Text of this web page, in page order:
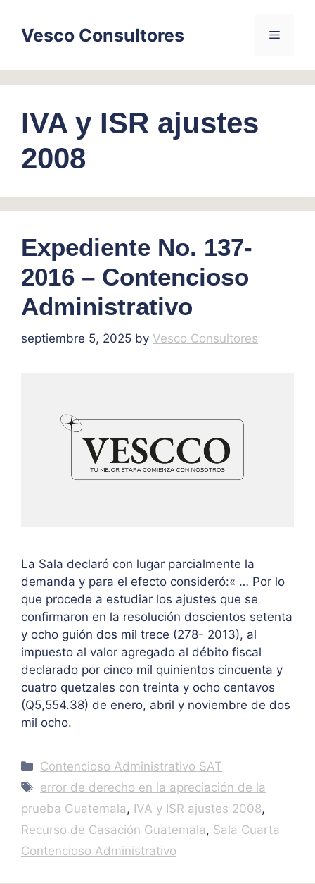
contentVesco Consultores Menu
IVA y ISR ajustes
2008
Expediente No. 137-
2016 – Contencioso
Administrativo
septiembre 5, 2025 by Vesco Consultores
La Sala declaró con lugar parcialmente la
demanda y para el efecto consideró:« … Por lo
que procede a estudiar los ajustes que se
confirmaron en la resolución doscientos setenta
y ocho guión dos mil trece (278- 2013), al
impuesto al valor agregado al débito fiscal
declarado por cinco mil quinientos cincuenta y
cuatro quetzales con treinta y ocho centavos
(Q5,554.38) de enero, abril y noviembre de dos
mil ocho.
Categories
Contencioso Administrativo SAT
Tags
error de derecho en la apreciación de la
prueba Guatemala, IVA y ISR ajustes 2008,
Recurso de Casación Guatemala, Sala Cuarta
Contencioso Administrativo